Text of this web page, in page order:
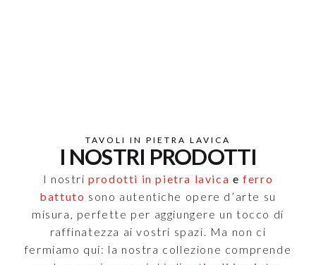
TAVOLI IN PIETRA LAVICA
I NOSTRI PRODOTTI
I nostriprodotti in pietra lavica eferro
battuto sono autentiche opere d’arte su
misura, perfette per aggiungere un tocco di
raffinatezza ai vostri spazi. Ma non ci
fermiamo qui: la nostra collezione comprende